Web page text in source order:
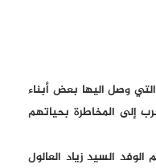
وصل اليها بعض أبناء
إلى المخاطرة بحياتهم
السيد زياد العالول